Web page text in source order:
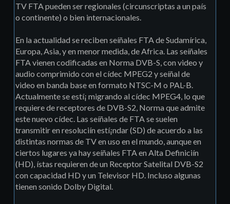
TV FTA pueden ser regionales (circunscriptas a un paí­s
o continente) o bien internacionales.
En la actualidad se reciben seíñales FTA de Sudamírica,
Europa, Asia, y en menor medida, de Africa. Las seíñales
FTA vienen codificadas en Norma DVB-S, con video y
audio comprimido con el cídec MPEG2 y seíñal de
video en banda base en formato NTSC-M o PAL-B.
Actualmente se estí¡ migrando al cídec MPEG4, lo que
requiere de receptores de DVB-S2, Norma que admite
este nuevo cídec. Las seíñales de FTA se suelen
transmitir en resoluciín estí¡ndar (SD) de acuerdo a las
distintas normas de TV en uso en el mundo, aunque en
ciertos lugares ya hay seíñales FTA en Alta Definiciín
(HD), ístas requieren de un Receptor Satelital DVB-S2
con capacidad HD y un Televisor HD. Incluso algunas
tienen sonido Dolby Digital.